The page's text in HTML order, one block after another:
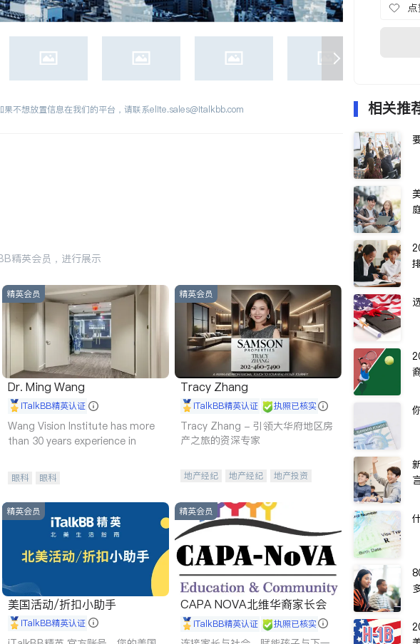
果不想放置信息在我们的平台，请联系elite.sales@italkbb.com
精英会员，进行展示
精英会员
Dr. Ming Wang
iTalkBB精英认证
Wang Vision Institute has more
than 30 years experience in
眼科 眼科
精英会员
Tracy Zhang
iTalkBB精英认证 执照已核实
Tracy Zhang - 引领大华府地区房
产之旅的资深专家
地产经纪 地产经纪
地产投资
精英会员
美国活动/折扣小助手
iTalkBB精英认证
精英会员
CAPA NOVA北维华裔家长会
iTalkBB精英认证 执照已核实
相关推